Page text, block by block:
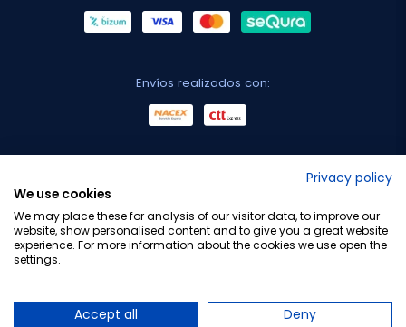
Envíos realizados con:
Privacy policy
We use cookies
We may place these for analysis of our visitor data, to improve our
website, show personalised content and to give you a great website
experience. For more information about the cookies we use open the
settings.
Accept all Deny